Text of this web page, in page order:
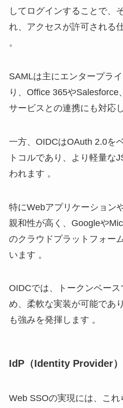
してログインすることで、
れ、アクセスが許可される
。
SAMLは主にエンタープラ
り、Office 365やSalesforce
サービスとの連携にも対応
一方、OIDCはOAuth 2.0を
トコルであり、より軽量な
われます 。
特にWebアプリケーション
親和性が高く、Googleや
のクラウドプラットフォー
います 。
OIDCでは、トークンベー
め、柔軟な実装が可能であ
も強みを発揮します 。
IdP（Identity Provider）
Web SSOの実現には、こ